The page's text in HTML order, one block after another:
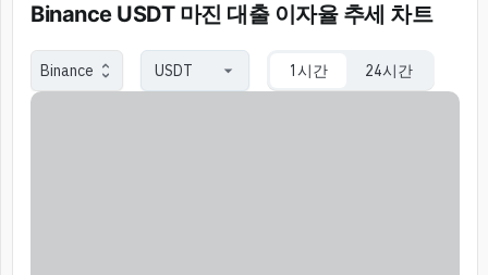
Binance USDT 마진 대출 이자율 추세 차트
Binance 1시간 24시간